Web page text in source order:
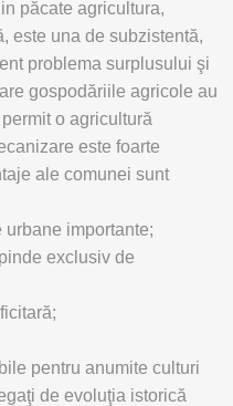
păcate agricultura,
este una de subzistentă,
problema surplusului şi
gospodăriile agricole au
o agricultură
este foarte
ale comunei sunt
urbane importante;
exclusiv de
pentru anumite culturi
de evoluţia istorică